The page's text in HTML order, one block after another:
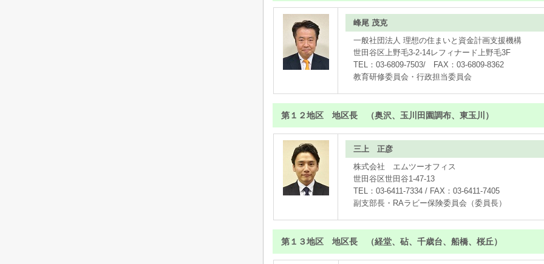
峰尾 茂克
一般社団法人 理想の住まいと資金計画支援機構
世田谷区上野毛3-2-14レフィナード上野毛3F
TEL：03-6809-7503/ FAX：03-6809-8362
教育研修委員会・行政担当委員会
第１２地区 地区長 （奥沢、玉川田園調布、東玉川）
三上 正彦
株式会社 エムツーオフィス
世田谷区世田谷1-47-13
TEL：03-6411-7334 / FAX：03-6411-7405
副支部長・RAラビー保険委員会（委員長）
第１３地区 地区長 （経堂、砧、千歳台、船橋、桜丘）